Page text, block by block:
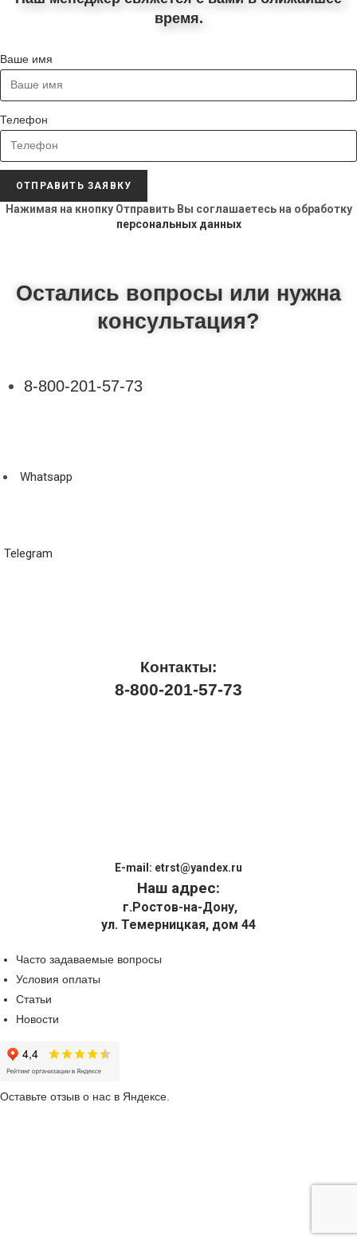
время.
Ваше имя
Телефон
ОТПРАВИТЬ ЗАЯВКУ
Нажимая на кнопку Отправить Вы соглашаетесь на обработку
персональных данных
Остались вопросы или нужна
консультация?
8-800-201-57-73
Whatsapp
Telegram
Контакты:
8-800-201-57-73
E-mail: etrst@yandex.ru
Наш адрес:
г.Ростов-на-Дону,
ул. Темерницкая, дом 44
Часто задаваемые вопросы
Условия оплаты
Статьи
Новости
Оставьте отзыв о нас в Яндексе.